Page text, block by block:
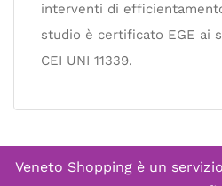
interventi di
studio è certificato EGE ai
CEI UNI 11339.
Veneto Shopping è un